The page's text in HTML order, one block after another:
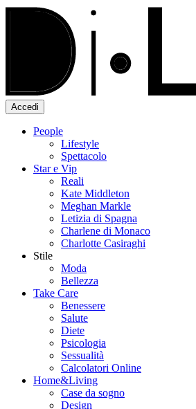
Accedi
People
Lifestyle
Spettacolo
Star e Vip
Reali
Kate Middleton
Meghan Markle
Letizia di Spagna
Charlene di Monaco
Charlotte Casiraghi
Stile
Moda
Bellezza
Take Care
Benessere
Salute
Diete
Psicologia
Sessualità
Calcolatori Online
Home&Living
Case da sogno
Design